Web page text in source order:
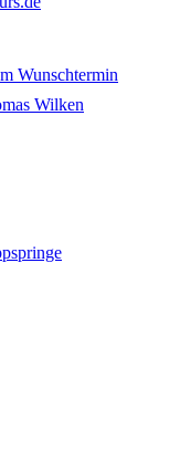
Wunschtermin
Wilken